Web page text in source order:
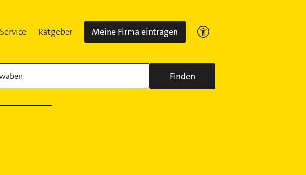
Service Ratgeber Meine Firma eintragen
Finden